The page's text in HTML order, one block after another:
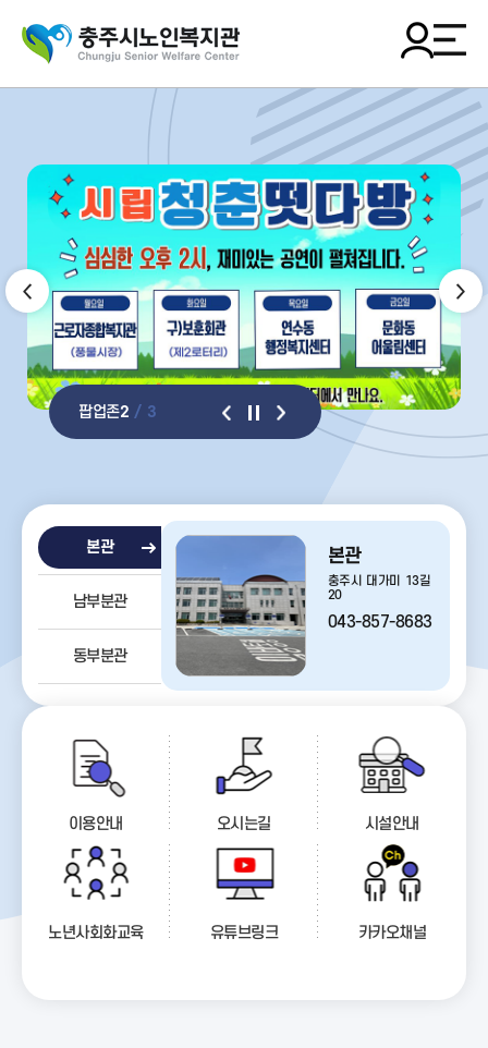
팝업존2 / 3
본관
남부분관
동부분관
본관
충주시 대가미 13길
20
043-857-8683
이용안내 오시는길 시설안내
노년사회화교육 유튜브링크 카카오채널